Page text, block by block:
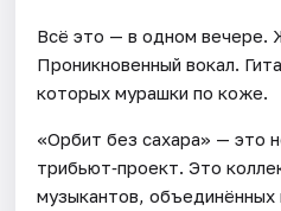
Всё это — в одном вечере.
Проникновенный вокал.
которых мурашки по коже.
«Орбит без сахара» — это
трибьют‑проект. Это
музыкантов,